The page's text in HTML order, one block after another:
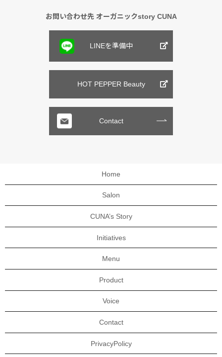
お問い合わせ先 オーガニックstory CUNA
LINEを準備中
HOT PEPPER Beauty
Contact
Home
Salon
CUNA’s Story
Initiatives
Menu
Product
Voice
Contact
PrivacyPolicy